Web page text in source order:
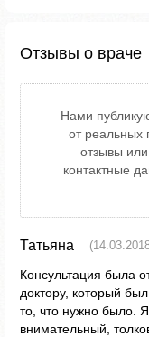
Отзывы о враче
Нами
от реальных
отзывы
контактные
Татьяна
Консультация была
доктору, который
то, что нужно было.
внимательный,